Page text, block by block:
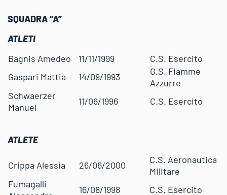
SQUADRA “A”
ATLETI
Bagnis Amedeo
11/11/1999
C.S. Esercito
Gaspari Mattia
14/09/1993
G.S. Fiamme
Azzurre
Schwaerzer
Manuel
11/06/1996 C.S. Esercito
ATLETE
Crippa Alessia 26/06/2000
C.S. Aeronautica
Militare
Fumagalli
16/08/1998 C.S. Esercito